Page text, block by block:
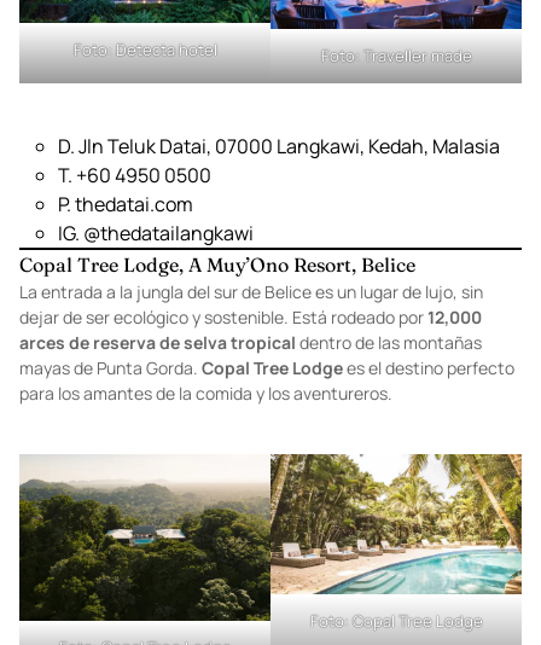
Foto: Detecta hotel
D. Jln Teluk Datai, 07000 Langkawi, Kedah, Malasia
T. +60 4950 0500
P.thedatai.com
IG.@thedatailangkawi
Copal Tree Lodge, A Muy’Ono Resort, Belice
La entrada a la jungla del sur de Belice es un lugar de lujo, sin
arces de reserva de selva tropicaldentro de las montañas
mayas de Punta Gorda.Copal Tree Lodgees el destino perfecto
para los amantes de la comida y los aventureros.